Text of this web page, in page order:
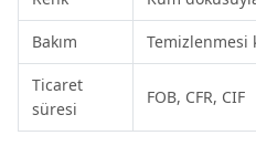
Bakım Temizlenmesi
Ticaret
süresi
FOB, CFR, CIF